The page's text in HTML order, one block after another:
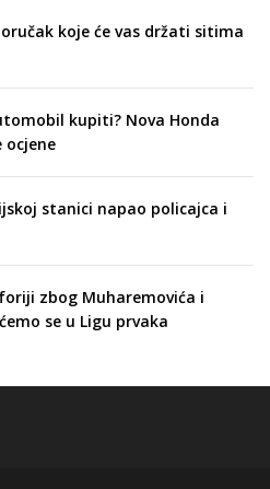
koje će vas držati sitima
kupiti? Nova Honda
ocjene
stanici napao policajca i
zbog Muharemovića i
se u Ligu prvaka